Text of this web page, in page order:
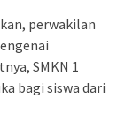
perwakilan
SMKN 1
bagi siswa dari